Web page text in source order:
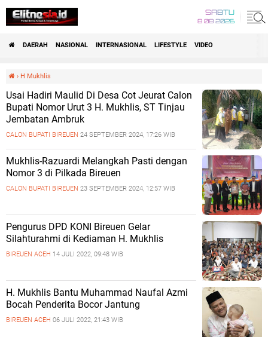
SABTU
8 08 2026
DAERAH NASIONAL INTERNASIONAL LIFESTYLE VIDEO
› H Mukhlis
Usai Hadiri Maulid Di Desa Cot Jeurat Calon
Bupati Nomor Urut 3 H. Mukhlis, ST Tinjau
Jembatan Ambruk
CALON BUPATI BIREUEN 24 SEPTEMBER 2024, 17:26 WIB
Mukhlis-Razuardi Melangkah Pasti dengan
Nomor 3 di Pilkada Bireuen
CALON BUPATI BIREUEN 23 SEPTEMBER 2024, 12:57 WIB
Pengurus DPD KONI Bireuen Gelar
Silahturahmi di Kediaman H. Mukhlis
BIREUEN ACEH 14 JULI 2022, 09:48 WIB
H. Mukhlis Bantu Muhammad Naufal Azmi
Bocah Penderita Bocor Jantung
BIREUEN ACEH 06 JULI 2022, 21:43 WIB